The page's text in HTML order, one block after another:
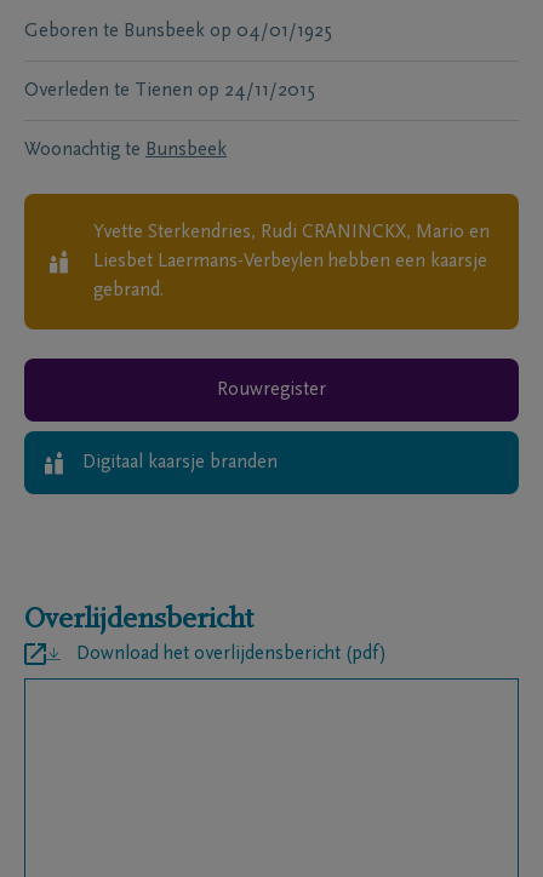
Geboren te Bunsbeek op 04/01/1925
Overleden te Tienen op 24/11/2015
Woonachtig te Bunsbeek
Yvette Sterkendries, Rudi CRANINCKX, Mario en
Liesbet Laermans-Verbeylen hebben een kaarsje
gebrand.
Rouwregister
Digitaal kaarsje branden
Overlijdensbericht
Download het overlijdensbericht (pdf)